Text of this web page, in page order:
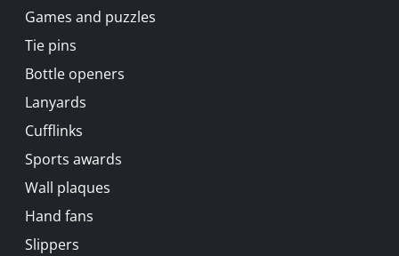
Games and puzzles
Tie pins
Bottle openers
Lanyards
Cufflinks
Sports awards
Wall plaques
Hand fans
Slippers